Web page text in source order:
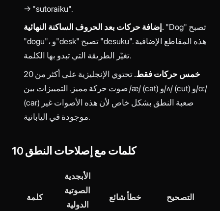
→ "sutoraiku".
إضافة حركات بعد الحروف الساكنة النهائية. "Dog" تصبح
"dogu"، و"desk" تصبح "desuku". هذه المقاطع الإضافية
تغيّر الطريقة التي تبدو بها الكلمة.
خمس حركات فقط.
تحتوي الإنجليزية على أكثر من 20
صوت حركة مميز. التمييزات بين /æ/ (cat) و/ʌ/ (cut) و/ɑː/
(car) صعبة النطق بشكل خاص لأن هذه الأصوات غير
موجودة في اليابانية.
10 كلمات مع إصلاحات النطق
كلمة
الأبجدية
الصوتية
الدولية
خطأ شائع التصحيح